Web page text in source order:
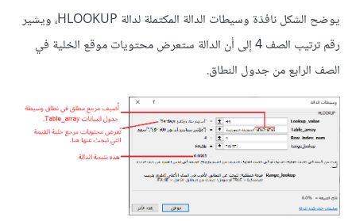
يوضح الشكل نافذة وسيطات الدالة المكتملة لدالة HLOOKUP، ويشير
رقم ترتيب الصف 4 إلى أن الدالة ستعرض محتويات موقع الخلية في
الصف الرابع من جدول النطاق.